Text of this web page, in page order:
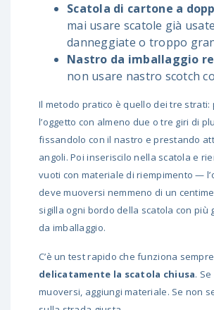
Scatola di cartone a
mai usare scatole già
danneggiate o troppo
Nastro da imballaggio
non usare nastro scotch
Il metodo pratico è quello dei tre strati:
l’oggetto con almeno due o tre giri di
fissandolo con il nastro e prestando
angoli. Poi inseriscilo nella scatola e
vuoti con materiale di riempimento —
deve muoversi nemmeno di un
sigilla ogni bordo della scatola con più
da imballaggio.
C’è un test rapido che funziona
delicatamente la scatola chiusa.
muoversi, aggiungi materiale. Se non